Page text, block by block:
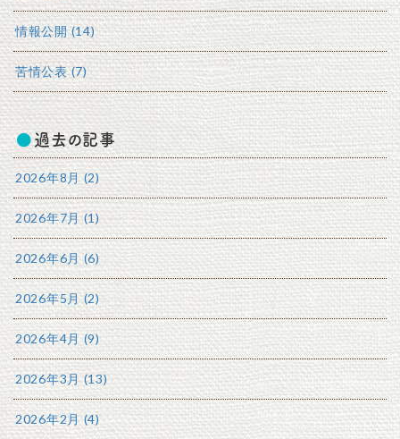
情報公開 (14)
苦情公表 (7)
過去の記事
2026年8月 (2)
2026年7月 (1)
2026年6月 (6)
2026年5月 (2)
2026年4月 (9)
2026年3月 (13)
2026年2月 (4)